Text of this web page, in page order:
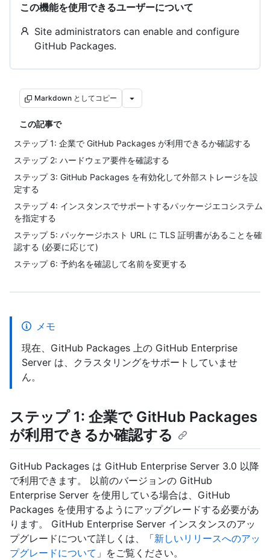
この機能を使用できるユーザーについて
Site administrators can enable and configure
GitHub Packages.
Markdown としてコピー
この記事で
ステップ 1: 企業で GitHub Packages が利用できるか確認する
ステップ 2: ハードウェア要件を確認する
ステップ 3: GitHub Packages を有効化して外部ストレージを設
定する
ステップ 4: インスタンスでサポートするパッケージエコシステム
を指定する
ステップ 5: パッケージホスト URL に TLS 証明書があることを確
認する (必要に応じて)
ステップ 6: 予約名を確認して名前を変更する
メモ
現在、GitHub Packages 上の GitHub Enterprise
Server は、クラスタリングをサポートしていませ
ん。
ステップ 1: 企業で GitHub Packages
が利用できるか確認する
GitHub Packages は GitHub Enterprise Server 3.0 以降
で利用できます。 以前のバージョンの GitHub
Enterprise Server を使用している場合は、GitHub
Packages を使用するようにアップグレードする必要があ
ります。 GitHub Enterprise Server インスタンスのアッ
プグレードについて詳しくは、「新しいリリースへのアッ
プグレードについて 」をご覧ください。